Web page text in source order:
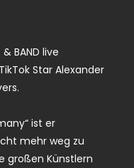
BAND live
Star Alexander
ist er
mehr weg zu
großen Künstlern